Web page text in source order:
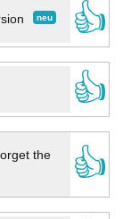
neu
👍
👍
the
👍